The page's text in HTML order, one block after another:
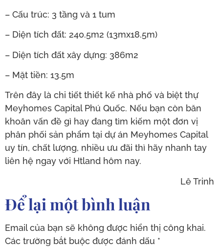
– Cấu trúc: 3 tầng và 1 tum
– Diện tích đất: 240.5m2 (13mx18.5m)
– Diện tích đất xây dựng: 386m2
– Mặt tiền: 13.5m
Trên đây là chi tiết thiết kế nhà phố và biệt thự
Meyhomes Capital Phú Quốc. Nếu bạn còn băn
khoăn vấn đề gì hay đang tìm kiếm một đơn vị
phân phối sản phẩm tại dự án Meyhomes Capital
uy tín, chất lượng, nhiều ưu đãi thì hãy nhanh tay
liên hệ ngay với Htland hôm nay.
Lê Trinh
Để lại một bình luận
Email của bạn sẽ không được hiển thị công khai.
Các trường bắt buộc được đánh dấu *